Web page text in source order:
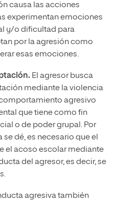
causa las acciones
experimentan emociones
y/o dificultad para
por la agresión como
esas emociones.
El agresor busca
mediante la violencia
agresivo
que tiene como fin
o de poder grupal. Por
dé, es necesario que el
el acoso escolar mediante
del agresor, es decir, se
agresiva también